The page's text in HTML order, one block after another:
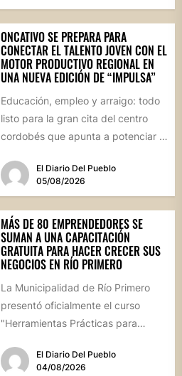
ONCATIVO SE PREPARA PARA
CONECTAR EL TALENTO JOVEN CON EL
MOTOR PRODUCTIVO REGIONAL EN
UNA NUEVA EDICIÓN DE “IMPULSA”
Educación, empleo y arraigo: todo
listo para la gran cita del centro
cordobés que apunta a potenciar el
El Diario Del Pueblo
05/08/2026
MÁS DE 80 EMPRENDEDORES SE
SUMAN A UNA CAPACITACIÓN
GRATUITA PARA HACER CRECER SUS
NEGOCIOS EN RÍO PRIMERO
La Municipalidad de Río Primero
presentó oficialmente el curso
"Herramientas Prácticas para
destinada a emprendedores,...
El Diario Del Pueblo
04/08/2026